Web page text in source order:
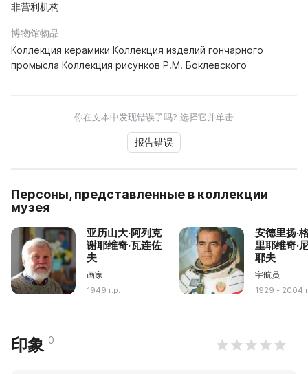
非营利机构
博物馆物品
Коллекция керамики Коллекция изделий гончарного
промысла Коллекция рисунков P.M. Боклевского
你在文本中发现错误了吗? 选择它并单击
报告错误
Персоны, представленные в коллекции
музея
亚历山大·阿列克
谢耶维奇·瓦连佐
夫
画家
1949 г.р.
安德里扬·
里耶维奇·
耶夫
宇航员
1929 - 2004
印象 0